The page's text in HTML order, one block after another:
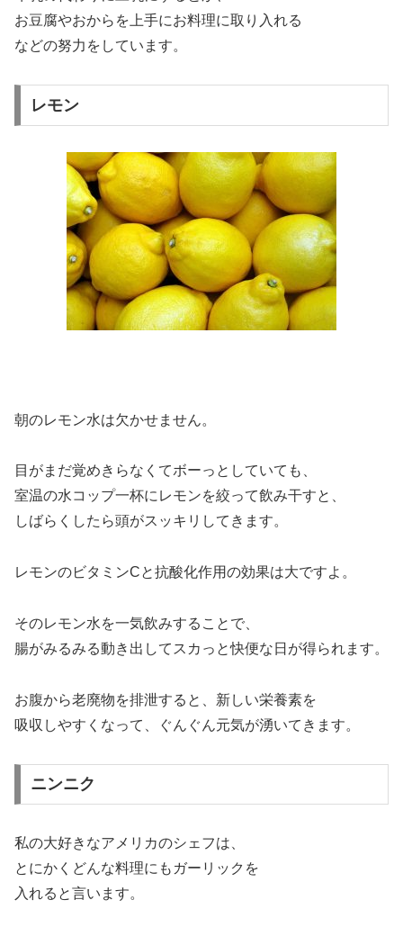
お豆腐やおからを上手にお料理に取り入れる
などの努力をしています。
レモン
朝のレモン水は欠かせません。
目がまだ覚めきらなくてボーっとしていても、
室温の水コップ一杯にレモンを絞って飲み干すと、
しばらくしたら頭がスッキリしてきます。
レモンのビタミンCと抗酸化作用の効果は大ですよ。
そのレモン水を一気飲みすることで、
腸がみるみる動き出してスカっと快便な日が得られます。
お腹から老廃物を排泄すると、新しい栄養素を
吸収しやすくなって、ぐんぐん元気が湧いてきます。
ニンニク
私の大好きなアメリカのシェフは、
とにかくどんな料理にもガーリックを
入れると言います。